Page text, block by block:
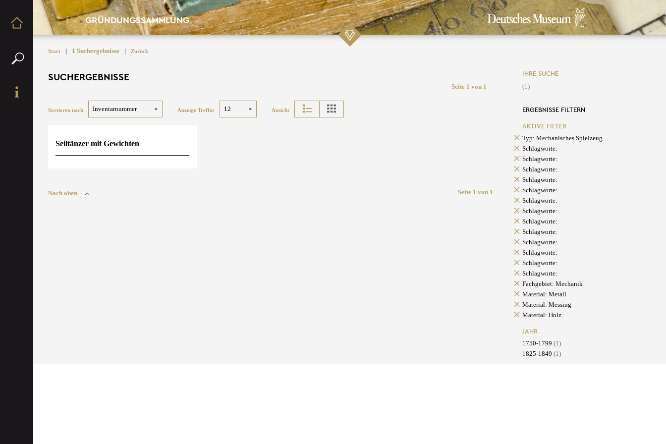
GRÜNDUNGSSAMMLUNG
Start | 1 Suchergebnisse | Zurück
SUCHERGEBNISSE
Seite 1 von 1
Sortieren nach Anzeige Treffer Ansicht
Seiltänzer mit Gewichten
Nach oben Seite 1 von 1
IHRE SUCHE
(1)
ERGEBNISSE FILTERN
AKTIVE FILTER
Typ: Mechanisches Spielzeug
Schlagworte:
Schlagworte:
Schlagworte:
Schlagworte:
Schlagworte:
Schlagworte:
Schlagworte:
Schlagworte:
Schlagworte:
Schlagworte:
Schlagworte:
Schlagworte:
Schlagworte:
Fachgebiet: Mechanik
Material: Metall
Material: Messing
Material: Holz
JAHR
1750-1799 (1)
1825-1849 (1)